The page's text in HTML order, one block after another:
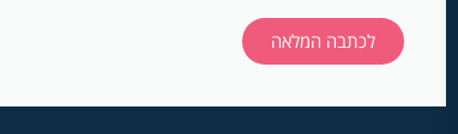
לכתבה המלאה